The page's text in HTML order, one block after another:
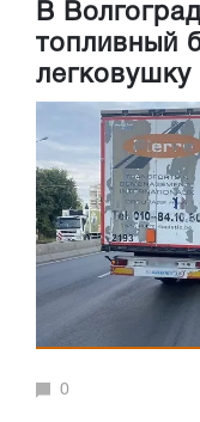
В
топливный
легковушку
0